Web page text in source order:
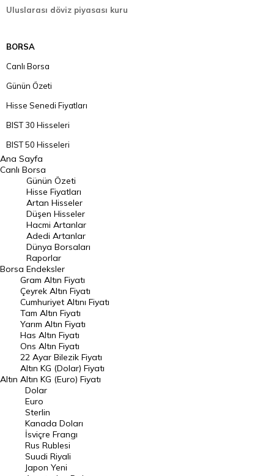
Uluslarası döviz piyasası kuru
BORSA
Canlı Borsa
Günün Özeti
Hisse Senedi Fiyatları
BIST 30 Hisseleri
BIST 50 Hisseleri
BIST 100 Hisseleri
En Çok Artan Hisseler
En Çok Düşen Hisseler
Hacmi Artanlar
Geçmiş Kapanışlar
Dünya Borsaları
Raporlar
Endeksler
DÖVİZ
Döviz Kuru
Dolar Kuru
Euro Kuru
Pound Kuru
Frank Kuru
Riyal Kuru
Avustralya Doları
Ana Sayfa
Canlı Borsa
Borsa
Günün Özeti
Hisse Fiyatları
Artan Hisseler
Düşen Hisseler
Hacmi Artanlar
Adedi Artanlar
Dünya Borsaları
Raporlar
Endeksler
Altın
Gram Altın Fiyatı
Çeyrek Altın Fiyatı
Cumhuriyet Altını Fiyatı
Tam Altın Fiyatı
Yarım Altın Fiyatı
Has Altın Fiyatı
Ons Altın Fiyatı
22 Ayar Bilezik Fiyatı
Altın KG (Dolar) Fiyatı
Altın KG (Euro) Fiyatı
Dolar
Euro
Sterlin
Kanada Doları
İsviçre Frangı
Rus Rublesi
Suudi Riyali
Japon Yeni